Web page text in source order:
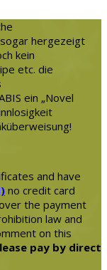
hergezeigt
kein
etc. die
ein „Novel
and have
no credit card
the payment
law and
on this
pay by direct